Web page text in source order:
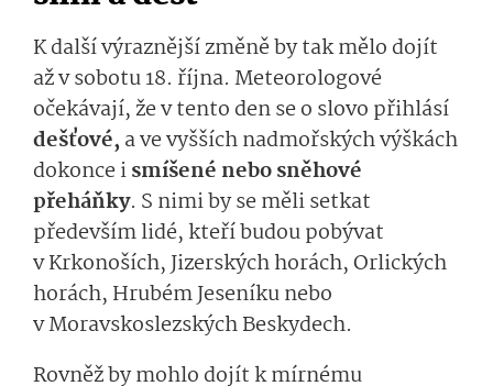
K další výraznější změně by tak mělo dojít
až v sobotu 18. října. Meteorologové
očekávají, že v tento den se o slovo přihlásí
dešťové,a ve vyšších nadmořských výškách
dokonce ismíšené nebo sněhové
přeháňky. S nimi by se měli setkat
především lidé, kteří budou pobývat
v Krkonoších, Jizerských horách, Orlických
horách, Hrubém Jeseníku nebo
v Moravskoslezských Beskydech.
Rovněž by mohlo dojít k mírnému